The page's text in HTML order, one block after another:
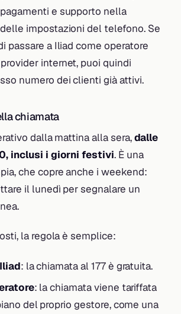
e supporto nella
impostazioni del telefono. Se
passare a Iliad come operatore
internet, puoi quindi
numero dei clienti già attivi.
chiamata
dalla mattina alla sera,dalle
inclusi i giorni festivi. È una
che copre anche i weekend:
il lunedì per segnalare un
la regola è semplice:
: la chiamata al 177 è gratuita.
: la chiamata viene tariffata
del proprio gestore, come una